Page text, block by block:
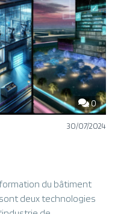
0
30/07/2024
du bâtiment
deux technologies